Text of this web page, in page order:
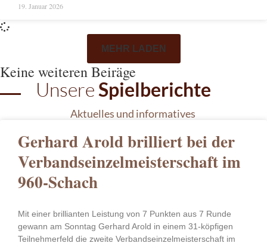
19. Januar 2026
MEHR LADEN
Keine weiteren Beiräge
UnsereSpielberichte
Aktuelles und informatives
Gerhard Arold brilliert bei der
Verbandseinzelmeisterschaft im
960-Schach
Mit einer brillianten Leistung von 7 Punkten aus 7 Runde
gewann am Sonntag Gerhard Arold in einem 31-köpfigen
Teilnehmerfeld die zweite Verbandseinzelmeisterschaft im